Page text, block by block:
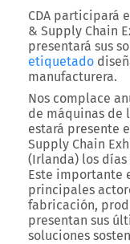
CDA participará
& Supply Chain
presentará sus
etiquetado
manufacturera.
Nos complace
de máquinas de
estará presente
Supply Chain
(Irlanda) los días
Este importante
principales
fabricación,
presentan sus
soluciones